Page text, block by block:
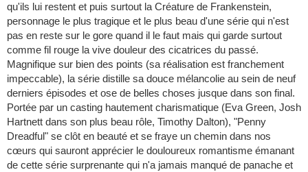
qu'ils lui restent et puis surtout la Créature de Frankenstein,
personnage le plus tragique et le plus beau d'une série qui n'est
pas en reste sur le gore quand il le faut mais qui garde surtout
comme fil rouge la vive douleur des cicatrices du passé.
Magnifique sur bien des points (sa réalisation est franchement
impeccable), la série distille sa douce mélancolie au sein de neuf
derniers épisodes et ose de belles choses jusque dans son final.
Portée par un casting hautement charismatique (Eva Green, Josh
Hartnett dans son plus beau rôle, Timothy Dalton), "Penny
Dreadful" se clôt en beauté et se fraye un chemin dans nos
cœurs qui sauront apprécier le douloureux romantisme émanant
de cette série surprenante qui n'a jamais manqué de panache et